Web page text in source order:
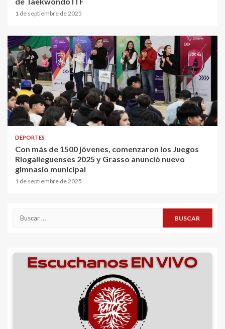
1 de septiembre de 2025
DEPORTES
Con más de 1500 jóvenes, comenzaron los Juegos
Riogalleguenses 2025 y Grasso anunció nuevo
gimnasio municipal
1 de septiembre de 2025
Buscar: